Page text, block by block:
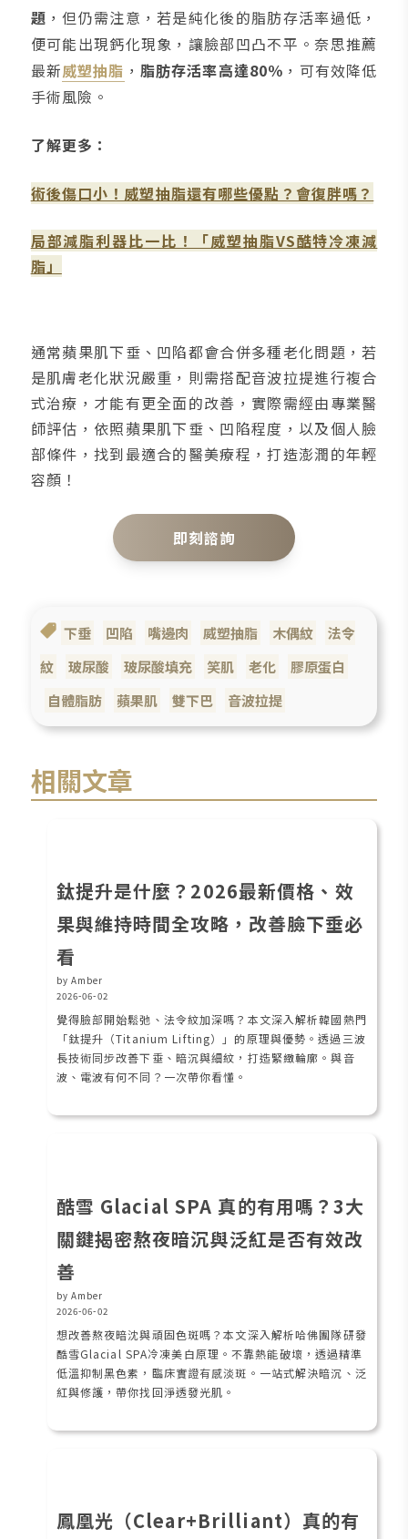
題 ，但仍需注意，若是純化後的脂肪存活率過低，
便可能出現鈣化現象，讓臉部凹凸不平。奈思推薦
最新威塑抽脂 ， 脂肪存活率高達80％ ，可有效降低
手術風險。
了解更多：
術後傷口小！威塑抽脂還有哪些優點？會復胖嗎？
局部減脂利器比一比！「威塑抽脂VS酷特冷凍減
脂」
通常蘋果肌下垂、凹陷都會合併多種老化問題，若
是肌膚老化狀況嚴重，則需搭配音波拉提進行複合
式治療，才能有更全面的改善，實際需經由專業醫
師評估，依照蘋果肌下垂、凹陷程度，以及個人臉
部條件，找到最適合的醫美療程，打造澎潤的年輕
容顏！
即刻諮詢
下垂 凹陷 嘴邊肉 威塑抽脂 木偶紋
法令
紋
玻尿酸 玻尿酸填充 笑肌 老化
膠原蛋白
自體脂肪
蘋果肌 雙下巴 音波拉提
相關文章
鈦提升是什麼？2026最新價格、效
果與維持時間全攻略，改善臉下垂必
看
by Amber
2026-06-02
覺得臉部開始鬆弛、法令紋加深嗎？本文深入解析韓國熱門
「鈦提升（Titanium Lifting）」的原理與優勢。透過三波
長技術同步改善下垂、暗沉與細紋，打造緊緻輪廓。與音
波、電波有何不同？一次帶你看懂。
酷雪 Glacial SPA 真的有用嗎？3大
關鍵揭密熬夜暗沉與泛紅是否有效改
善
by Amber
2026-06-02
想改善熬夜暗沈與頑固色斑嗎？本文深入解析哈佛團隊研發
酷雪Glacial SPA冷凍美白原理。不靠熱能破壞，透過精準
低溫抑制黑色素，臨床實證有感淡斑。一站式解決暗沉、泛
紅與修護，帶你找回淨透發光肌。
鳳凰光（Clear+Brilliant）真的有